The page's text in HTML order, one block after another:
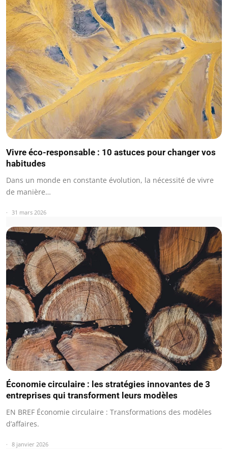
Vivre éco-responsable : 10 astuces pour changer vos
habitudes
Dans un monde en constante évolution, la nécessité de vivre
de manière…
31 mars 2026
Économie circulaire : les stratégies innovantes de 3
entreprises qui transforment leurs modèles
EN BREF Économie circulaire : Transformations des modèles
d’affaires.
8 janvier 2026